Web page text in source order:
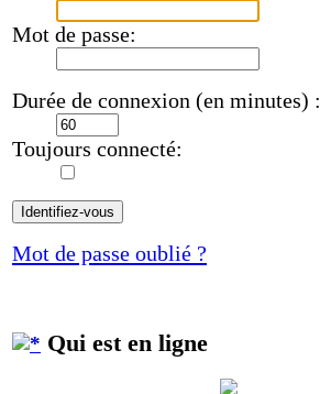
Mot de passe:
Durée de connexion (en minutes) :
Toujours connecté:
Mot de passe oublié ?
Qui est en ligne